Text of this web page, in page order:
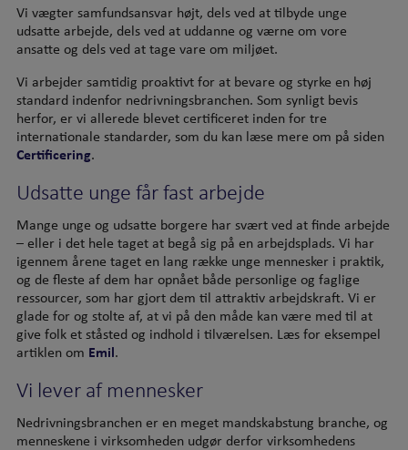
Vi vægter samfundsansvar højt, dels ved at tilbyde unge
udsatte arbejde, dels ved at uddanne og værne om vore
ansatte og dels ved at tage vare om miljøet.
Vi arbejder samtidig proaktivt for at bevare og styrke en høj
standard indenfor nedrivningsbranchen. Som synligt bevis
herfor, er vi allerede blevet certificeret inden for tre
internationale standarder, som du kan læse mere om på siden
Certificering.
Udsatte unge får fast arbejde
Mange unge og udsatte borgere har svært ved at finde arbejde
– eller i det hele taget at begå sig på en arbejdsplads. Vi har
igennem årene taget en lang række unge mennesker i praktik,
og de fleste af dem har opnået både personlige og faglige
ressourcer, som har gjort dem til attraktiv arbejdskraft. Vi er
glade for og stolte af, at vi på den måde kan være med til at
give folk et ståsted og indhold i tilværelsen. Læs for eksempel
artiklen om Emil.
Vi lever af mennesker
Nedrivningsbranchen er en meget mandskabstung branche, og
menneskene i virksomheden udgør derfor virksomhedens